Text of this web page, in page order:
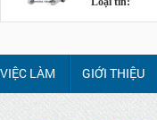
VIỆC LÀM GIỚI THIỆU